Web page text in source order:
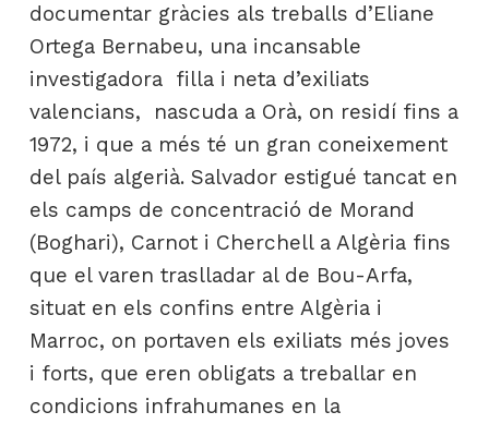
documentar gràcies als treballs d’Eliane
Ortega Bernabeu, una incansable
investigadora filla i neta d’exiliats
valencians, nascuda a Orà, on residí fins a
1972, i que a més té un gran coneixement
del país algerià. Salvador estigué tancat en
els camps de concentració de Morand
(Boghari), Carnot i Cherchell a Algèria fins
que el varen traslladar al de Bou-Arfa,
situat en els confins entre Algèria i
Marroc, on portaven els exiliats més joves
i forts, que eren obligats a treballar en
condicions infrahumanes en la